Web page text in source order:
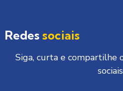
Redes sociais
Siga, curta e compartilhe